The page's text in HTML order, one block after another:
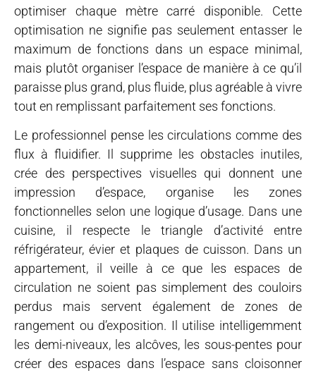
optimiser chaque mètre carré disponible. Cette
optimisation ne signifie pas seulement entasser le
maximum de fonctions dans un espace minimal,
mais plutôt organiser l’espace de manière à ce qu’il
paraisse plus grand, plus fluide, plus agréable à vivre
tout en remplissant parfaitement ses fonctions.
Le professionnel pense les circulations comme des
flux à fluidifier. Il supprime les obstacles inutiles,
crée des perspectives visuelles qui donnent une
impression d’espace, organise les zones
fonctionnelles selon une logique d’usage. Dans une
cuisine, il respecte le triangle d’activité entre
réfrigérateur, évier et plaques de cuisson. Dans un
appartement, il veille à ce que les espaces de
circulation ne soient pas simplement des couloirs
perdus mais servent également de zones de
rangement ou d’exposition. Il utilise intelligemment
les demi-niveaux, les alcôves, les sous-pentes pour
créer des espaces dans l’espace sans cloisonner